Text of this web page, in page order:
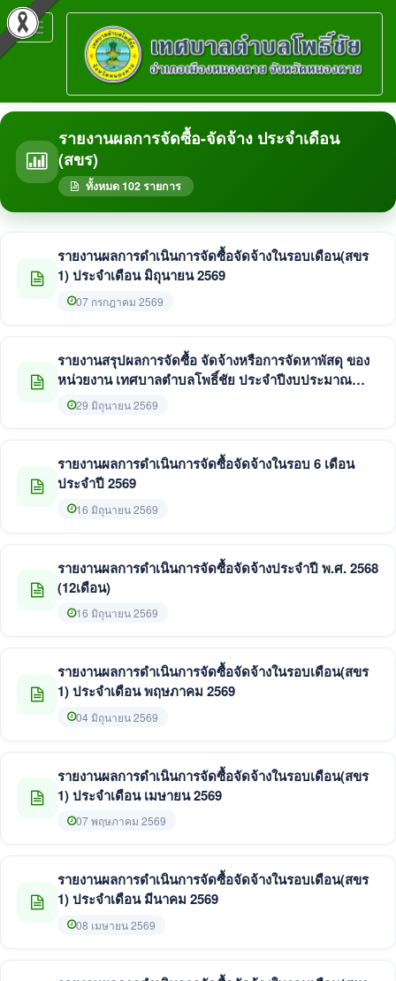
Toggle
navigation
รายงานผลการจัดซื้อ-จัดจ้าง ประจำเดือน
(สขร)
ทั้งหมด 102 รายการ
รายงานผลการดำเนินการจัดซื้อจัดจ้างในรอบเดือน(สขร
1) ประจำเดือน มิถุนายน 2569
07 กรกฎาคม 2569
รายงานสรุปผลการจัดซื้อ จัดจ้างหรือการจัดหาพัสดุ ของ
หน่วยงาน เทศบาลตําบลโพธิ์ชัย ประจําปีงบประมาณ
พ.ศ. 2568
29 มิถุนายน 2569
รายงานผลการดำเนินการจัดซื้อจัดจ้างในรอบ 6 เดือน
ประจำปี 2569
16 มิถุนายน 2569
รายงานผลการดำเนินการจัดซื้อจัดจ้างประจำปี พ.ศ. 2568
(12เดือน)
16 มิถุนายน 2569
รายงานผลการดำเนินการจัดซื้อจัดจ้างในรอบเดือน(สขร
1) ประจำเดือน พฤษภาคม 2569
04 มิถุนายน 2569
รายงานผลการดำเนินการจัดซื้อจัดจ้างในรอบเดือน(สขร
1) ประจำเดือน เมษายน 2569
07 พฤษภาคม 2569
รายงานผลการดำเนินการจัดซื้อจัดจ้างในรอบเดือน(สขร
1) ประจำเดือน มีนาคม 2569
08 เมษายน 2569